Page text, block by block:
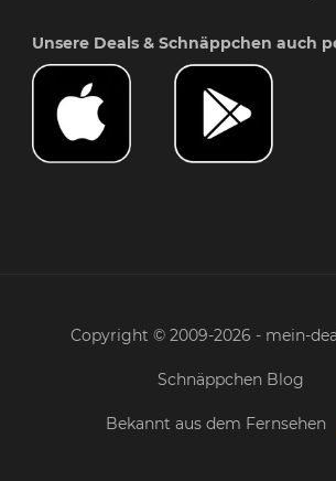
Unsere Deals & Schnäppchen auch
Copyright © 2009-2026 - mein-
Schnäppchen Blog
Bekannt aus dem Fernsehen